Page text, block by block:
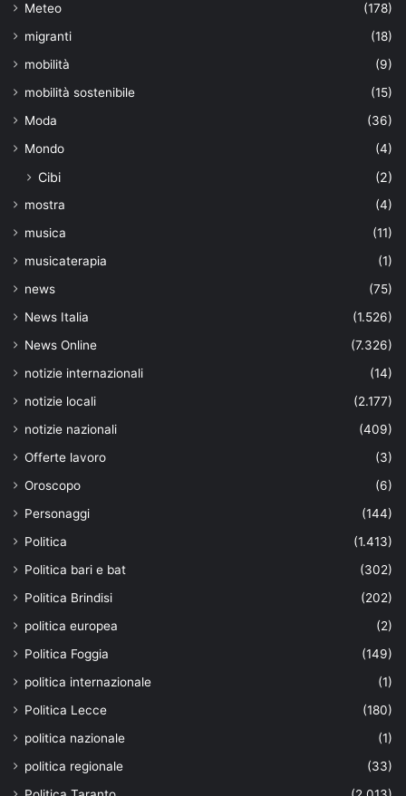
Meteo
(178)
migranti
(18)
mobilità
(9)
mobilità sostenibile
(15)
Moda
(36)
Mondo
(4)
Cibi (2)
mostra
(4)
musica
(11)
musicaterapia
(1)
news
(75)
News Italia
(1.526)
News Online
(7.326)
notizie internazionali
(14)
notizie locali
(2.177)
notizie nazionali
(409)
Offerte lavoro
(3)
Oroscopo
(6)
Personaggi
(144)
Politica
(1.413)
Politica bari e bat
(302)
Politica Brindisi
(202)
politica europea
(2)
Politica Foggia
(149)
politica internazionale
(1)
Politica Lecce
(180)
politica nazionale
(1)
politica regionale
(33)